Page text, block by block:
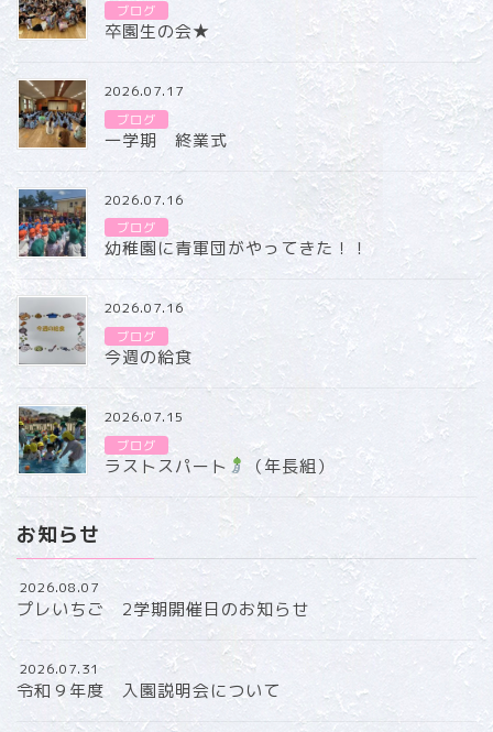
ブログ
卒園生の会★
2026.07.17
ブログ
一学期 終業式
2026.07.16
ブログ
幼稚園に青軍団がやってきた！！
2026.07.16
ブログ
今週の給食
2026.07.15
ブログ
ラストスパート （年長組）
お知らせ
2026.08.07
プレいちご 2学期開催日のお知らせ
2026.07.31
令和９年度 入園説明会について